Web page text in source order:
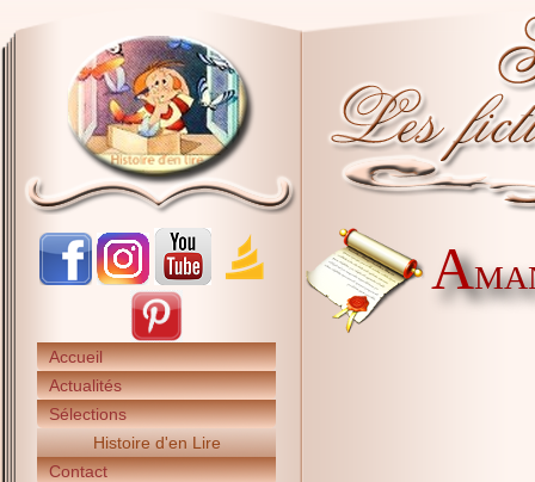
Accueil
Actualités
Sélections
Histoire d'en Lire
Contact
A